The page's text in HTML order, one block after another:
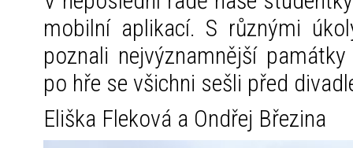
mobilní aplikací. S různými
poznali nejvýznamnější
po hře se všichni sešli před
Eliška Fleková a Ondřej Březina